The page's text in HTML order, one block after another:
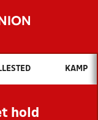
vil du søge efter?
OG NYHEDER
OG
KAMP
hold